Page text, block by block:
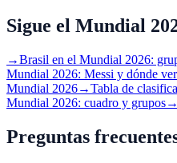
Sigue el Mundial
→Brasil en el Mundial 2026:
Mundial 2026: Messi y dónde ver
Mundial 2026→Tabla de
Mundial 2026: cuadro y grupos→
Preguntas